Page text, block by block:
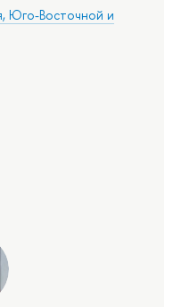
Юго-Восточной и